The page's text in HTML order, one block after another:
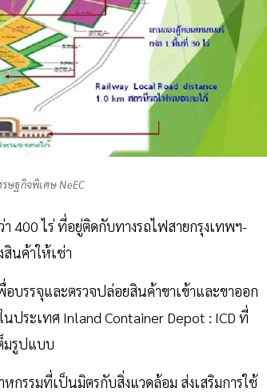
ษฐกิจพิเศษ NeEC
400 ไร่ ที่อยู่ติดกับทางรถไฟสายกรุงเทพฯ-
นค้าให้เช่า
บรรจุและตรวจปล่อยสินค้าขาเข้าและขาออก
ประเทศ Inland Container Depot : ICD ที่
มรูปแบบ
รรมที่เป็นมิตรกับสิ่งแวดล้อม ส่งเสริมการใช้